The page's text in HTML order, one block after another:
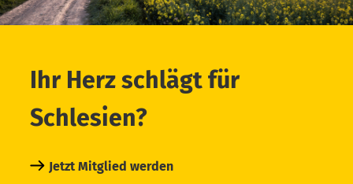
Ihr Herz schlägt für
Schlesien?
Jetzt Mitglied werden